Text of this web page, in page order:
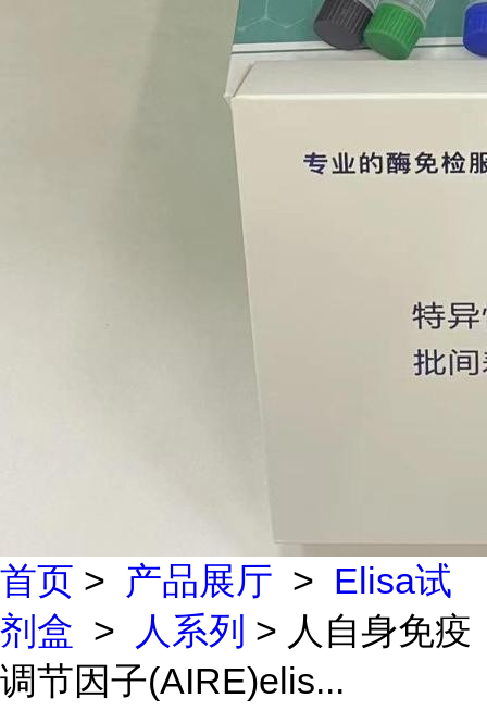
首页 > 产品展厅 > Elisa试
剂盒 > 人系列 > 人自身免疫
调节因子(AIRE)elis...